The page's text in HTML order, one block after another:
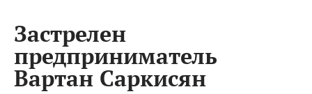
Застрелен
предприниматель
Вартан Саркисян